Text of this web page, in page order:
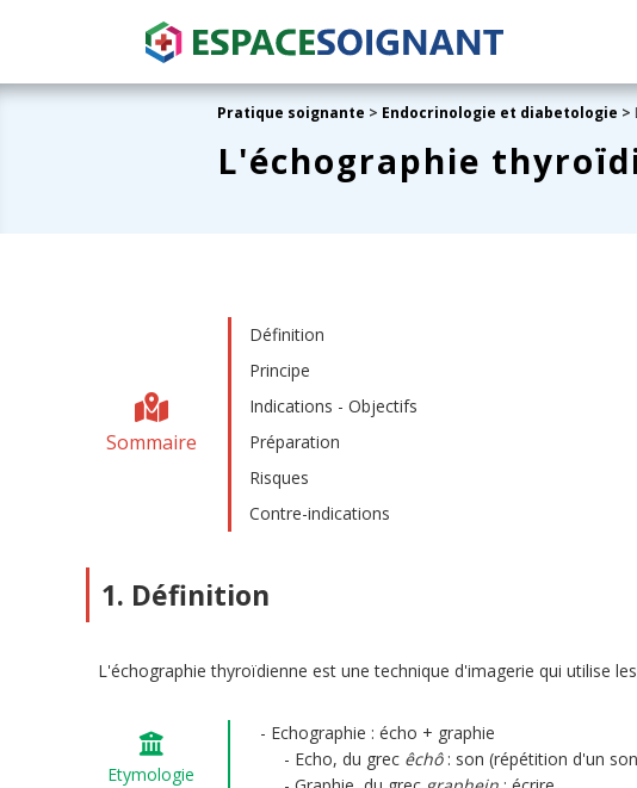
Pratique soignante > Endocrinologie et diabetologie >
L'échographie
Sommaire
Définition
Principe
Indications - Objectifs
Préparation
Risques
Contre-indications
1. Définition
L'échographie thyroïdienne est une technique d'imagerie qui utilise
Etymologie
Echographie : écho + graphie
Echo, du grec êchô: son (répétition d'un